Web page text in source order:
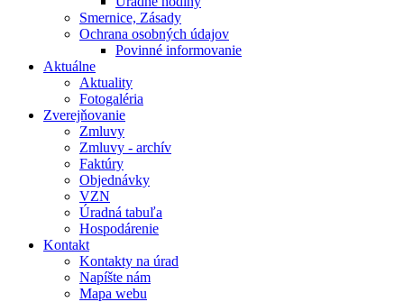
Smernice, Zásady
Ochrana osobných údajov
Povinné informovanie
Aktuálne
Aktuality
Fotogaléria
Zverejňovanie
Zmluvy
Zmluvy - archív
Faktúry
Objednávky
VZN
Úradná tabuľa
Hospodárenie
Kontakt
Kontakty na úrad
Napíšte nám
Mapa webu